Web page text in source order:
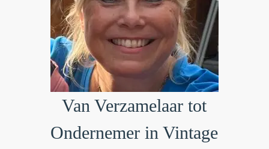
Van Verzamelaar tot
Ondernemer in Vintage